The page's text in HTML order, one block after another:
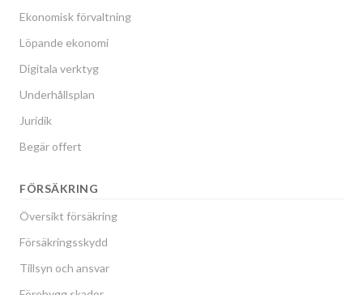
Ekonomisk förvaltning
Löpande ekonomi
Digitala verktyg
Underhållsplan
Juridik
Begär offert
FÖRSÄKRING
Översikt försäkring
Försäkringsskydd
Tillsyn och ansvar